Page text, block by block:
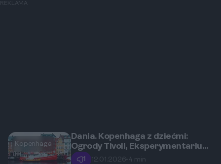
REKLAMA
Kopenhaga
Dania. Kopenhaga z dziećmi:
Ogrody Tivoli, Eksperymentarium
i inne atrakcje
1 12.01.2026• 4 min